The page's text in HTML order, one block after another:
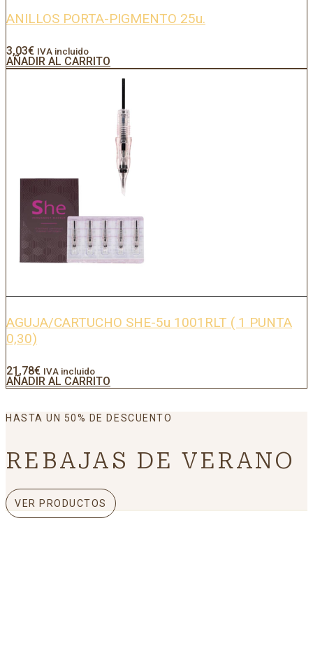
ANILLOS PORTA-PIGMENTO 25u.
3,03€ IVA incluido
AÑADIR AL CARRITO
AGUJA/CARTUCHO SHE-5u 1001RLT ( 1 PUNTA
0,30)
21,78€ IVA incluido
AÑADIR AL CARRITO
HASTA UN 50% DE DESCUENTO
REBAJAS DE VERANO
VER PRODUCTOS